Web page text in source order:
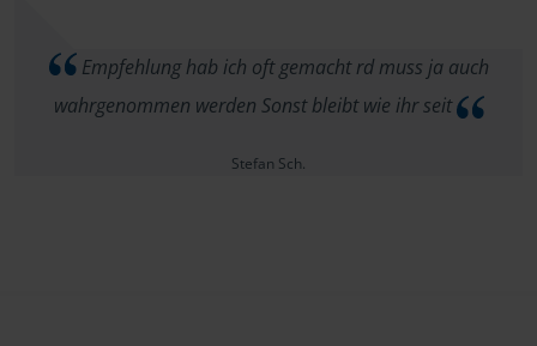
Empfehlung hab ich oft gemacht rd muss ja auch
wahrgenommen werden Sonst bleibt wie ihr seit
Stefan Sch.